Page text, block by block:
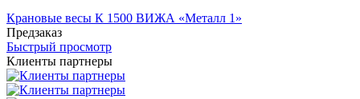
Крановые весы К 1500 ВИЖА «Металл 1»
Предзаказ
Быстрый просмотр
Клиенты партнеры